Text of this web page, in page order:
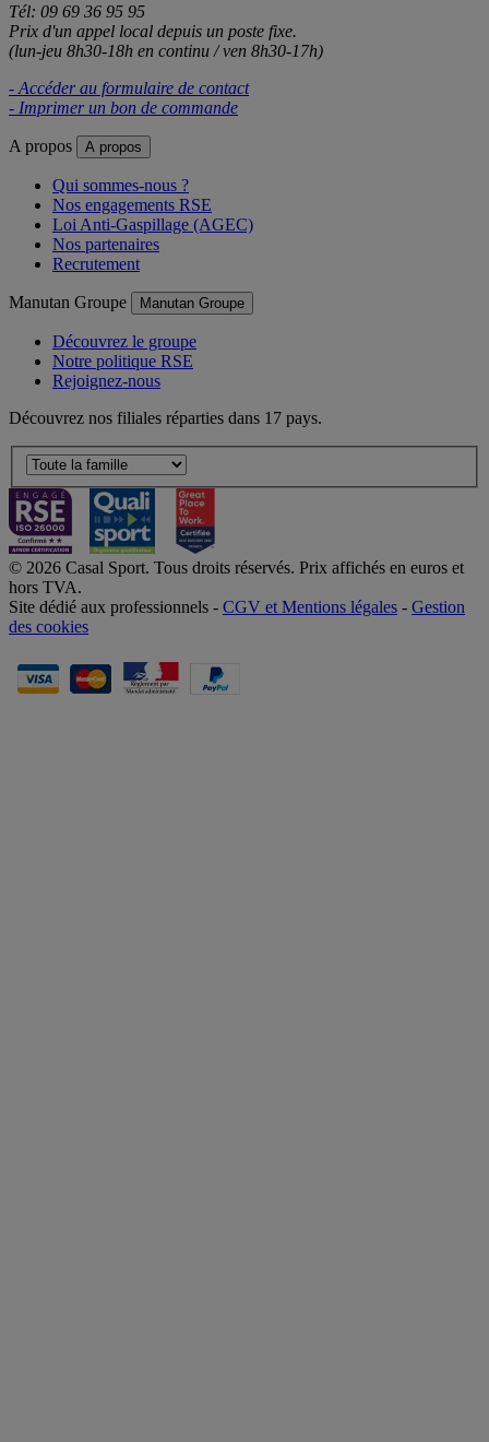
Tél: 09 69 36 95 95
Prix d'un appel local depuis un poste fixe.
(lun-jeu 8h30-18h en continu / ven 8h30-17h)
- Accéder au formulaire de contact
- Imprimer un bon de commande
A propos A propos
Qui sommes-nous ?
Nos engagements RSE
Loi Anti-Gaspillage (AGEC)
Nos partenaires
Recrutement
Manutan Groupe Manutan Groupe
Découvrez le groupe
Notre politique RSE
Rejoignez-nous
Découvrez nos filiales réparties dans 17 pays.
© 2026 Casal Sport. Tous droits réservés. Prix affichés en euros et
hors TVA.
Site dédié aux professionnels - CGV et Mentions légales - Gestion
des cookies